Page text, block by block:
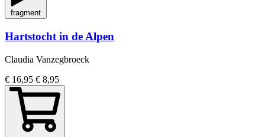
fragment
Hartstocht in de Alpen
Claudia Vanzegbroeck
€ 16,95 € 8,95